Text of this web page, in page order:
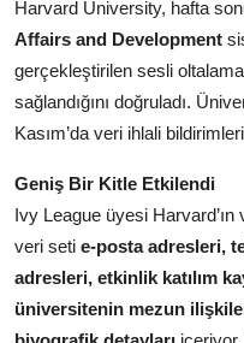
Dernek
Galeri
Gastronomi
E-GAZETE
Harvard University, hafta
Affairs and Development
gerçekleştirilen sesli
sağlandığını doğruladı.
Kasım’da veri ihlali
Geniş Bir Kitle Etkilendi
Ivy League üyesi Harvard’ın
veri seti e-posta adresleri,
adresleri, etkinlik katılım
üniversitenin mezun